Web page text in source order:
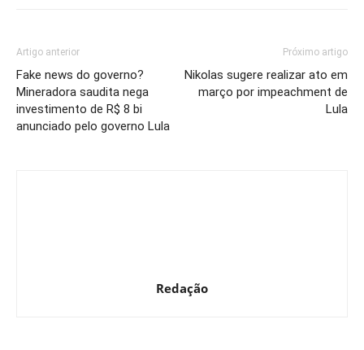
Artigo anterior
Fake news do governo?
Mineradora saudita nega
investimento de R$ 8 bi
anunciado pelo governo Lula
Próximo artigo
Nikolas sugere realizar ato em
março por impeachment de
Lula
Redação